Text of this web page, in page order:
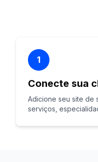
1
Conecte sua
Adicione seu site de
serviços,